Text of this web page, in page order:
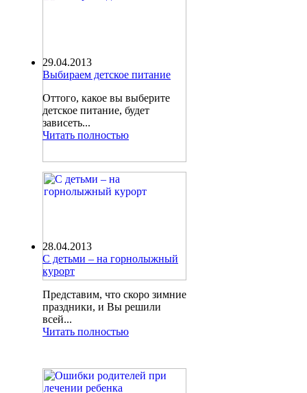
29.04.2013
Выбираем детское питание
Оттого, какое вы выберите
детское питание, будет
зависеть...
Читать полностью
28.04.2013
С детьми – на горнолыжный
курорт
Представим, что скоро зимние
праздники, и Вы решили
всей...
Читать полностью